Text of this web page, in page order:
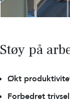
Støy på
Økt
Forbedret trivsel